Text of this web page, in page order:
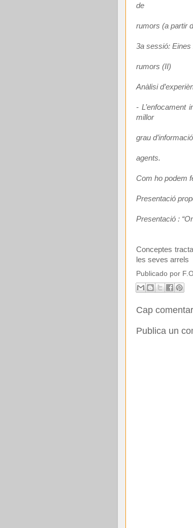
de
rumors (a partir
3a sessió: Eines
rumors (II)
Anàlisi
- L’enfocament
millor
grau
agents.
Com ho podem
Presentació
Presentació :
Conceptes
les seves arrels
Publicado por
Cap
Publica un